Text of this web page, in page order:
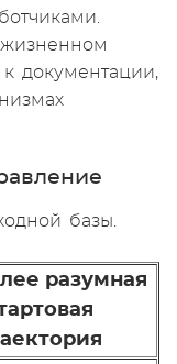
жизненном
документации,
базы.
разумная